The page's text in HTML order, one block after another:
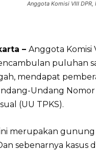
Anggota Komisi VIII
– Anggota Komisi
puluhan
mendapat
Undang
(UU TPKS).
ini merupakan
sebenarnya kasus